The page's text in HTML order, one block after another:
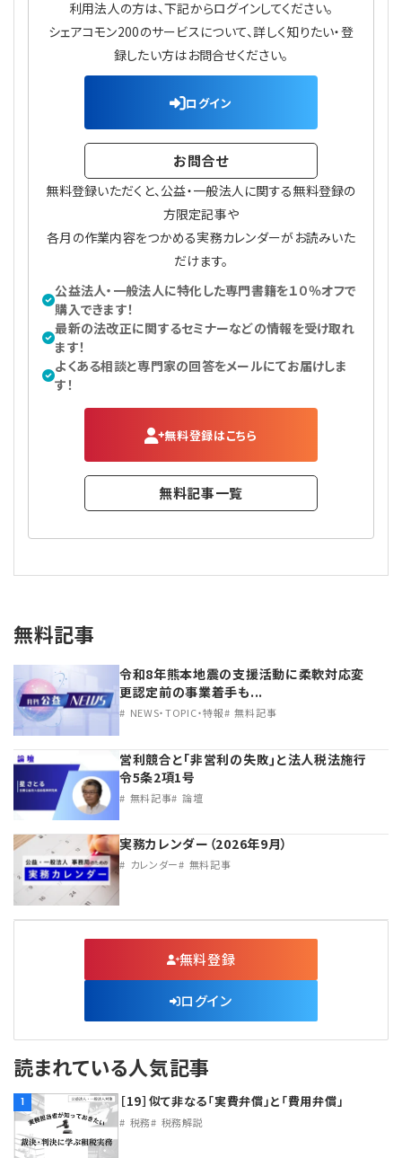
【連載】会計相談室
【連載】公益法人運営実務の処方箋
【連載】公益法人のための「新公益信託」活用戦略
【連載】シェアコモン200 誌上相談室
【連載】実務と税務のポイント
【連載】テーマで紐解く逆引きガイドライン
【連載】悩みと向き合う経営学
【連載】非営利法人AtoZei
【連載】労務管理の歩き方
【連載】AI活用のすすめ
お問合せ
プライバシーポリシー
利用法人の方は、下記からログインしてください。
シェアコモン200のサービスについて、詳しく知りたい・登
録したい方はお問合せください。
ログイン
お問合せ
無料登録いただくと、公益・一般法人に関する無料登録の
方限定記事や
各月の作業内容をつかめる実務カレンダーがお読みいた
だけます。
公益法人・一般法人に特化した専門書籍を１０％オフで
購入できます！
最新の法改正に関するセミナーなどの情報を受け取れ
ます！
よくある相談と専門家の回答をメールにてお届けしま
す！
無料登録はこちら
無料記事一覧
無料記事
令和8年熊本地震の支援活動に柔軟対応変
更認定前の事業着手も...
NEWS・TOPIC・特報 無料記事
営利競合と｢非営利の失敗｣と法人税法施行
令5条2項1号
無料記事 論壇
実務カレンダー（2026年9月）
カレンダー 無料記事
無料登録
ログイン
読まれている人気記事
1 ［19］似て非なる「実費弁償」と「費用弁償」
税務 税務解説